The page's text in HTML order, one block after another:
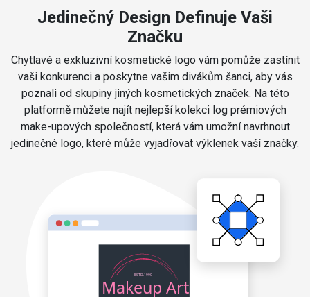
Jedinečný Design Definuje Vaši
Značku
Chytlavé a exkluzivní kosmetické logo vám pomůže zastínit
vaši konkurenci a poskytne vašim divákům šanci, aby vás
poznali od skupiny jiných kosmetických značek. Na této
platformě můžete najít nejlepší kolekci log prémiových
make-upových společností, která vám umožní navrhnout
jedinečné logo, které může vyjadřovat výklenek vaší značky.